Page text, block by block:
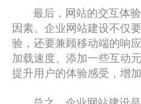
最后，网站的交互体
因素。企业网站建设不仅
验，还要兼顾移动端的响
加载速度、添加一些互动
提升用户的体验感受，增